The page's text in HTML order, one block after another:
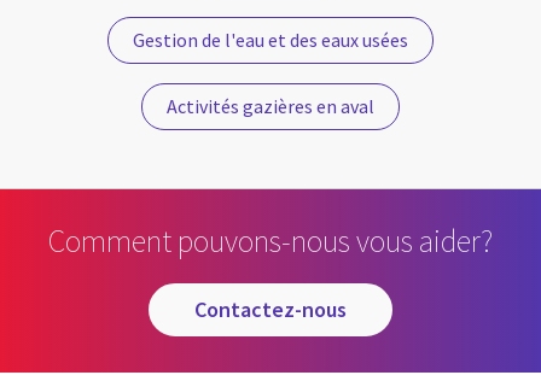
Gestion de l'eau et des eaux usées
Activités gazières en aval
Comment pouvons-nous vous aider?
contactez-nous